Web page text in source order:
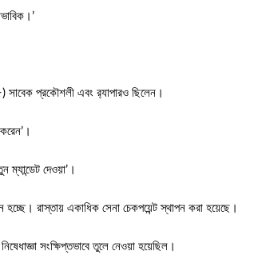
সাবেক প্রকৌশলী এবং র‌্যাপারও ছিলেন।
দেওয়া’।
হচ্ছে। রাস্তায় একাধিক সেনা চেকপয়েন্ট স্থাপন করা হয়েছে।
সংক্ষিপ্তভাবে তুলে নেওয়া হয়েছিল।